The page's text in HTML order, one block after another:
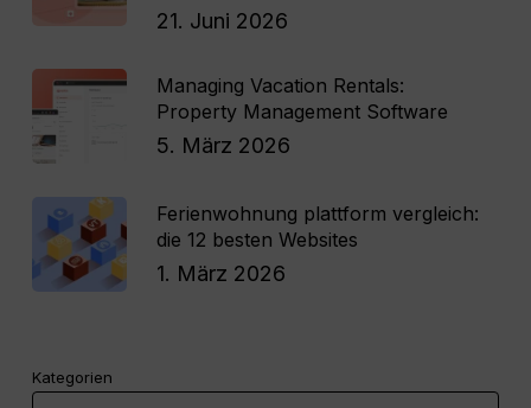
21. Juni 2026
Managing Vacation Rentals:
Property Management Software
5. März 2026
Ferienwohnung plattform vergleich:
die 12 besten Websites
1. März 2026
Kategorien